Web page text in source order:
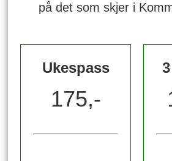
på det som skjer i
Ukespass
175,-